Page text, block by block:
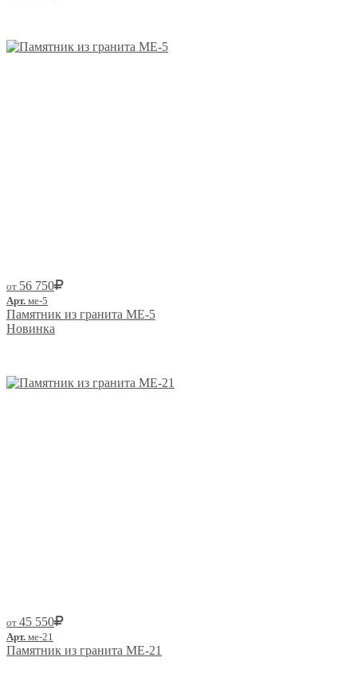
от 56 750
Арт. ме-5
Памятник из гранита ME-5
Новинка
от 45 550
Арт. ме-21
Памятник из гранита ME-21